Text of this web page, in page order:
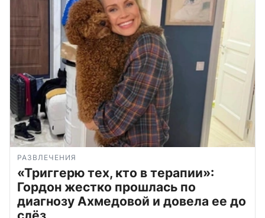
РАЗВЛЕЧЕНИЯ
«Триггерю тех, кто в терапии»:
Гордон жестко прошлась по
диагнозу Ахмедовой и довела ее до